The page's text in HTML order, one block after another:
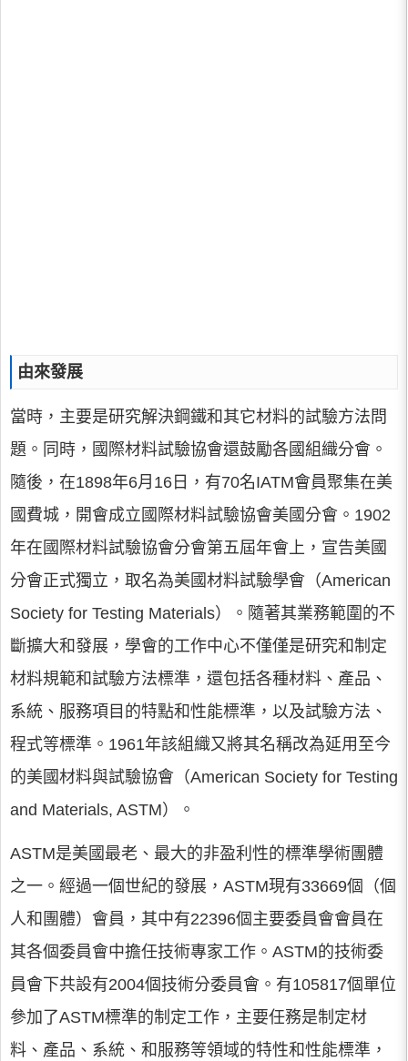
由來發展
當時，主要是研究解決鋼鐵和其它材料的試驗方法問
題。同時，國際材料試驗協會還鼓勵各國組織分會。
隨後，在1898年6月16日，有70名IATM會員聚集在美
國費城，開會成立國際材料試驗協會美國分會。1902
年在國際材料試驗協會分會第五屆年會上，宣告美國
分會正式獨立，取名為美國材料試驗學會（American
Society for Testing Materials）。隨著其業務範圍的不
斷擴大和發展，學會的工作中心不僅僅是研究和制定
材料規範和試驗方法標準，還包括各種材料、產品、
系統、服務項目的特點和性能標準，以及試驗方法、
程式等標準。1961年該組織又將其名稱改為延用至今
的美國材料與試驗協會（American Society for Testing
and Materials, ASTM）。
ASTM是美國最老、最大的非盈利性的標準學術團體
之一。經過一個世紀的發展，ASTM現有33669個（個
人和團體）會員，其中有22396個主要委員會會員在
其各個委員會中擔任技術專家工作。ASTM的技術委
員會下共設有2004個技術分委員會。有105817個單位
參加了ASTM標準的制定工作，主要任務是制定材
料、產品、系統、和服務等領域的特性和性能標準，